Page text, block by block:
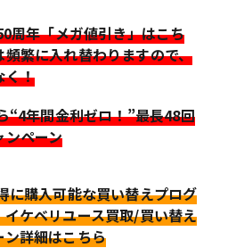
周年「メガ値引き」はこち
頻繁に入れ替わりますので、
く！
“4年間金利ゼロ！”最長48回
ンペーン
に購入可能な買い替えプログ
イケベリユース買取/買い替え
ン詳細はこちら